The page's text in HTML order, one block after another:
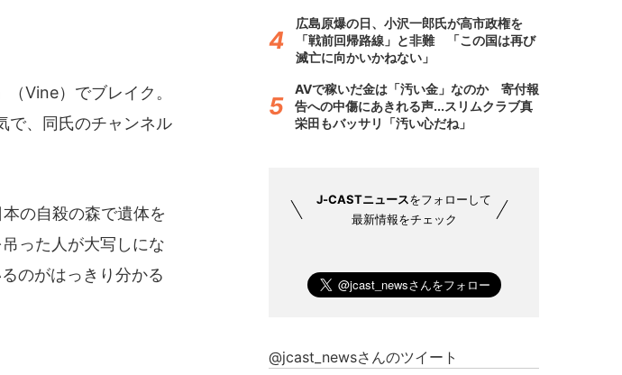
Vine）でブレイク。
で、同氏のチャンネル
の自殺の森で遺体を
った人が大写しにな
のがはっきり分かる
広島原爆の日、小沢一郎氏が高市政権を
「戦前回帰路線」と非難 「この国は再び
滅亡に向かいかねない」
AVで稼いだ金は「汚い金」なのか 寄付報
告への中傷にあきれる声...スリムクラブ真
栄田もバッサリ「汚い心だね」
J-CASTニュースをフォローして
最新情報をチェック
@jcast_newsさんのツイート